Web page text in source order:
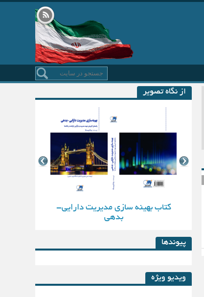
از نگاه تصویر
کتاب بهینه سازی مدیریت دارایی-
بدهی
پیوندها
ویدیو ویژه